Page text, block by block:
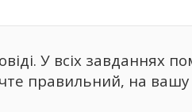
У всіх завданнях
правильний, на вашу